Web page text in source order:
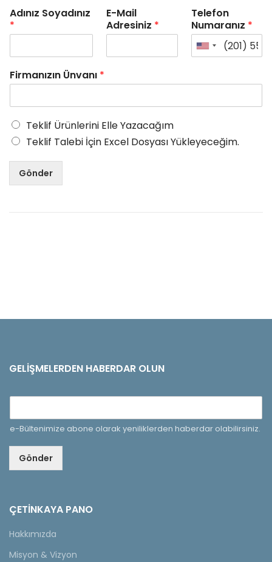
Adınız Soyadınız
*
E-Mail
Adresiniz *
Telefon
Numaranız *
Firmanızın Ünvanı *
Teklif Ürünlerini Elle Yazacağım
Teklif Talebi İçin Excel Dosyası Yükleyeceğim.
Gönder
GELIŞMELERDEN HABERDAR OLUN
e-Bültenimize abone olarak yeniliklerden haberdar olabilirsiniz.
Gönder
ÇETINKAYA PANO
Hakkımızda
Misyon & Vizyon